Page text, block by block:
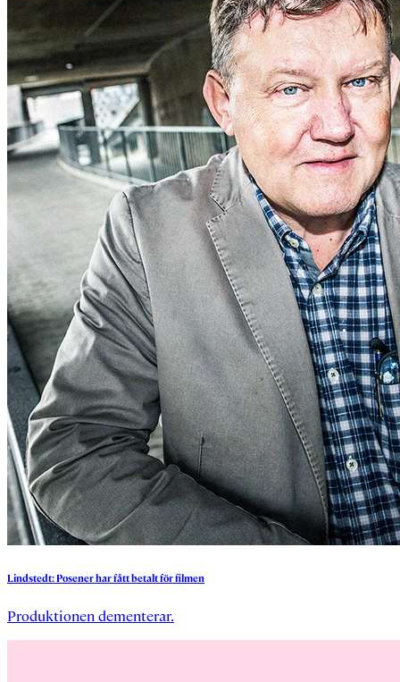
Lindstedt:Posenerharfåttbetaltförfilmen
Produktionen dementerar.